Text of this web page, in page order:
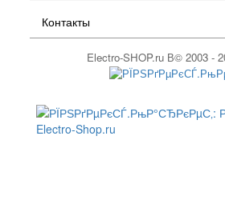
Контакты
Electro-SHOP.ru В© 2003 -